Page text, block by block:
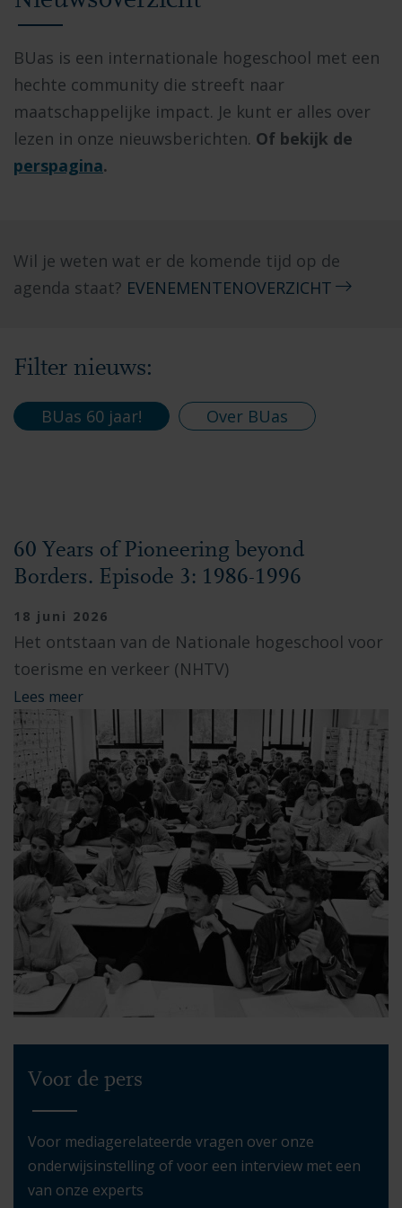
BUas is een internationale hogeschool met een
hechte community die streeft naar
maatschappelijke impact. Je kunt er alles over
lezen in onze nieuwsberichten. Of bekijk de
perspagina.
Wil je weten wat er de komende tijd op de
agenda staat? EVENEMENTENOVERZICHT
Filter nieuws:
BUas 60 jaar! Over BUas
60 Years of Pioneering beyond
Borders. Episode 3: 1986-1996
18 juni 2026
Het ontstaan van de Nationale hogeschool voor
toerisme en verkeer (NHTV)
Lees meer
Voor de pers
Voor mediagerelateerde vragen over onze
onderwijsinstelling of voor een interview met een
van onze experts